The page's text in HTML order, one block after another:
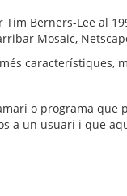
Tim Berners-Lee al
Mosaic,
característiques,
o programa que
a un usuari i que